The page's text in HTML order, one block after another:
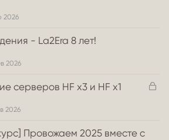
2026
- La2Era 8 лет!
2026
З
серверов HF x3 и HF x1
2026
Провожаем 2025 вместе с